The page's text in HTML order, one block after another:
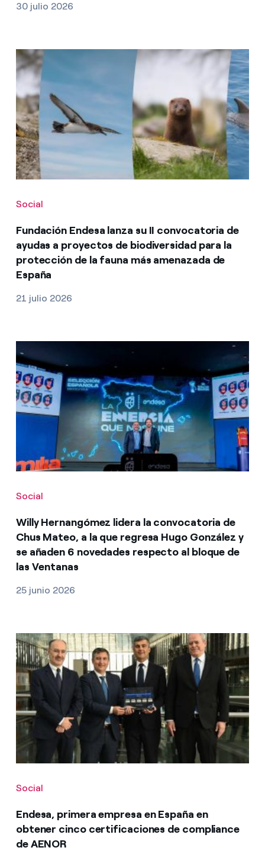
30 julio 2026
Social
Fundación Endesa lanza su II convocatoria de
ayudas a proyectos de biodiversidad para la
protección de la fauna más amenazada de
España
21 julio 2026
Social
Willy Hernangómez lidera la convocatoria de
Chus Mateo, a la que regresa Hugo González y
se añaden 6 novedades respecto al bloque de
las Ventanas
25 junio 2026
Social
Endesa, primera empresa en España en
obtener cinco certificaciones de compliance
de AENOR